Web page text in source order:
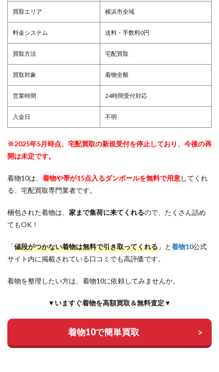
買取エリア 横浜市全域
料金システム 送料・手数料0円
買取方法 宅配買取
買取対象 着物全般
営業時間 24時間受付対応
入金日 不明
※2025年5月時点、宅配買取の新規受付を停止しており、今後の再
開は未定です。
着物10は、 着物や帯が15点入るダンボールを無料で用意してくれ
る、宅配買取専門業者です。
梱包された着物は、 家まで集荷に来てくれるので、たくさん詰め
てもOK！
「値段がつかない着物は無料で引き取ってくれる 」と着物10公式
サイト内に掲載されている口コミでも高評価です。
着物を整理したい方は、着物10に依頼してみませんか。
▼いますぐ着物を高額買取＆無料査定▼
着物10で簡単買取